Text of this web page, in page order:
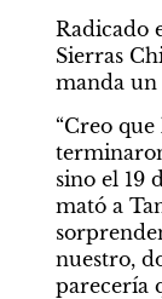
Radicado
Sierras
manda un
“Creo
sino el 19
mató a
nuestro,
parecería